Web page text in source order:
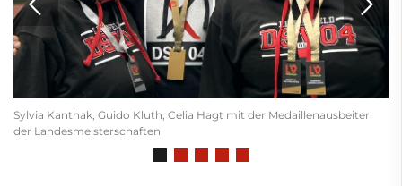
Sylvia Kanthak, Guido Kluth, Celia Hagt mit der Medaillenausbeiter
der Landesmeisterschaften